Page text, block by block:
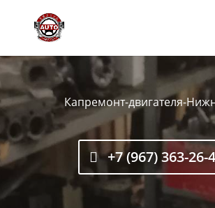
Капремонт-двигателя-
+7 (967) 363-26-